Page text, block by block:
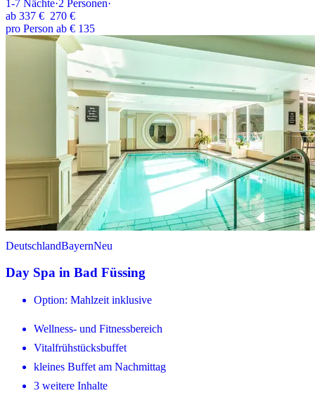
1-7 Nächte·2 Personen·
ab 337 € 270 €
pro Person ab € 135
DeutschlandBayernNeu
Day Spa in Bad Füssing
Option: Mahlzeit inklusive
Wellness- und Fitnessbereich
Vitalfrühstücksbuffet
kleines Buffet am Nachmittag
3 weitere Inhalte